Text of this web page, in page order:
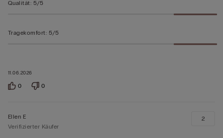
11.06.2026
Qualität: 5/5
Tragekomfort: 5/5
0 0
Ellen E
Verifizierter Käufer
2